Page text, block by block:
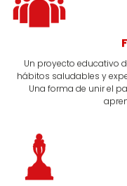
Un proyecto educativo
hábitos saludables y
Una forma de unir el